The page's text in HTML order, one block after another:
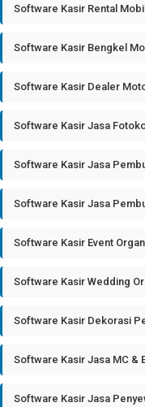
Software Kasir Rental
Software Kasir Bengkel
Software Kasir Dealer
Software Kasir Jasa
Software Kasir Jasa
Software Kasir Jasa
Software Kasir Event
Software Kasir Wedding
Software Kasir Dekorasi
Software Kasir Jasa MC &
Software Kasir Jasa